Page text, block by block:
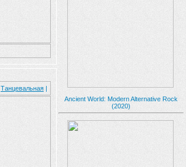
Ancient World: Modern Alternative Rock
(2020)
Танцевальная |